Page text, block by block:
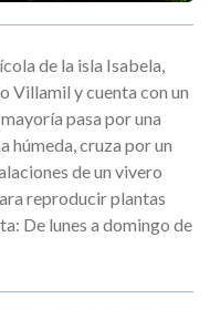
de la isla Isabela,
Villamil y cuenta con un
pasa por una
húmeda, cruza por un
de un vivero
reproducir plantas
De lunes a domingo de